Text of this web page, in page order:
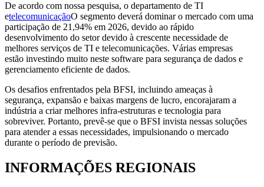
De acordo com nossa pesquisa, o departamento de TI
etelecomunicaçãoO segmento deverá dominar o mercado com uma
participação de 21,94% em 2026, devido ao rápido
desenvolvimento do setor devido à crescente necessidade de
melhores serviços de TI e telecomunicações. Várias empresas
estão investindo muito neste software para segurança de dados e
gerenciamento eficiente de dados.
Os desafios enfrentados pela BFSI, incluindo ameaças à
segurança, expansão e baixas margens de lucro, encorajaram a
indústria a criar melhores infra-estruturas e tecnologia para
sobreviver. Portanto, prevê-se que o BFSI invista nessas soluções
para atender a essas necessidades, impulsionando o mercado
durante o período de previsão.
INFORMAÇÕES REGIONAIS